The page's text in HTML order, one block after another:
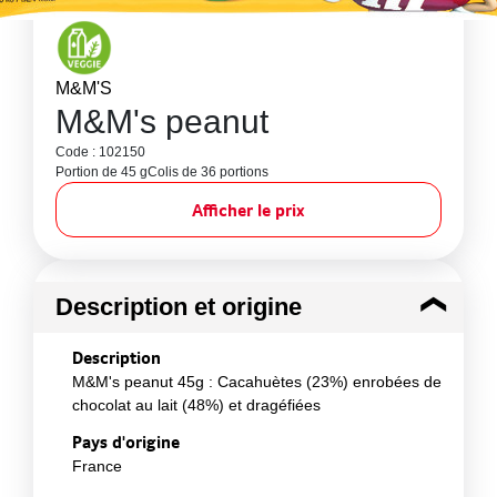
M&M'S
M&M's peanut
Code : 102150
Portion de 45 gColis de 36 portions
Afficher le prix
Description et origine
Description
M&M's peanut 45g : Cacahuètes (23%) enrobées de
chocolat au lait (48%) et dragéfiées
Pays d'origine
France